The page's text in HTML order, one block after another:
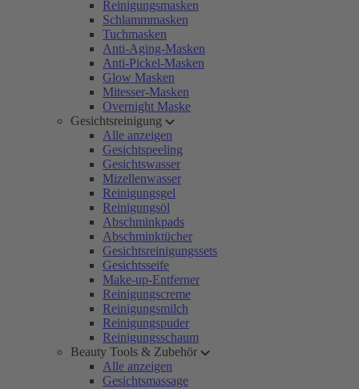
Reinigungsmasken
Schlammmasken
Tuchmasken
Anti-Aging-Masken
Anti-Pickel-Masken
Glow Masken
Mitesser-Masken
Overnight Maske
Gesichtsreinigung
Alle anzeigen
Gesichtspeeling
Gesichtswasser
Mizellenwasser
Reinigungsgel
Reinigungsöl
Abschminkpads
Abschminktücher
Gesichtsreinigungssets
Gesichtsseife
Make-up-Entferner
Reinigungscreme
Reinigungsmilch
Reinigungspuder
Reinigungsschaum
Beauty Tools & Zubehör
Alle anzeigen
Gesichtsmassage